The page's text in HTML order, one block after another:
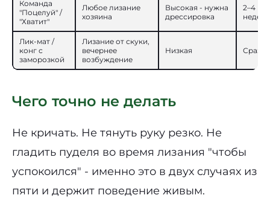
Команда
"Поцелуй" /
"Хватит"
Любое лизание
хозяина
Высокая - нужна
дрессировка
2–4
недели
Лик-мат /
конг с
заморозкой
Лизание от скуки,
вечернее
возбуждение
Низкая Сразу
Чего точно не делать
Не кричать. Не тянуть руку резко. Не
гладить пуделя во время лизания "чтобы
успокоился" - именно это в двух случаях из
пяти и держит поведение живым.